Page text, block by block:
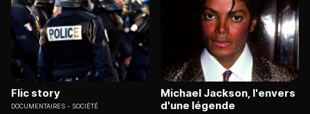
Flic story
DOCUMENTAIRES SOCIÉTÉ
Michael Jackson, l'envers
d'une légende